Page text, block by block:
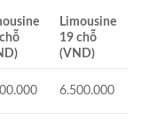
Limousine
19 chỗ
(VND)
6.500.000